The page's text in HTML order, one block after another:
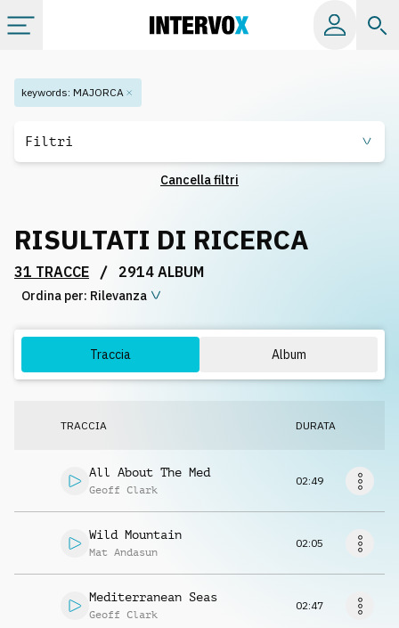
Categorie
Playlist
Licenze
keywords: MAJORCA
Filtri
Cancella filtri
RISULTATI DI RICERCA
31 TRACCE / 2914 ALBUM
Ordina per: Rilevanza
Traccia Album
TRACCIA DURATA
All About The Med
Geoff Clark
02:49
Wild Mountain
Mat Andasun
02:05
Mediterranean Seas
Geoff Clark
02:47